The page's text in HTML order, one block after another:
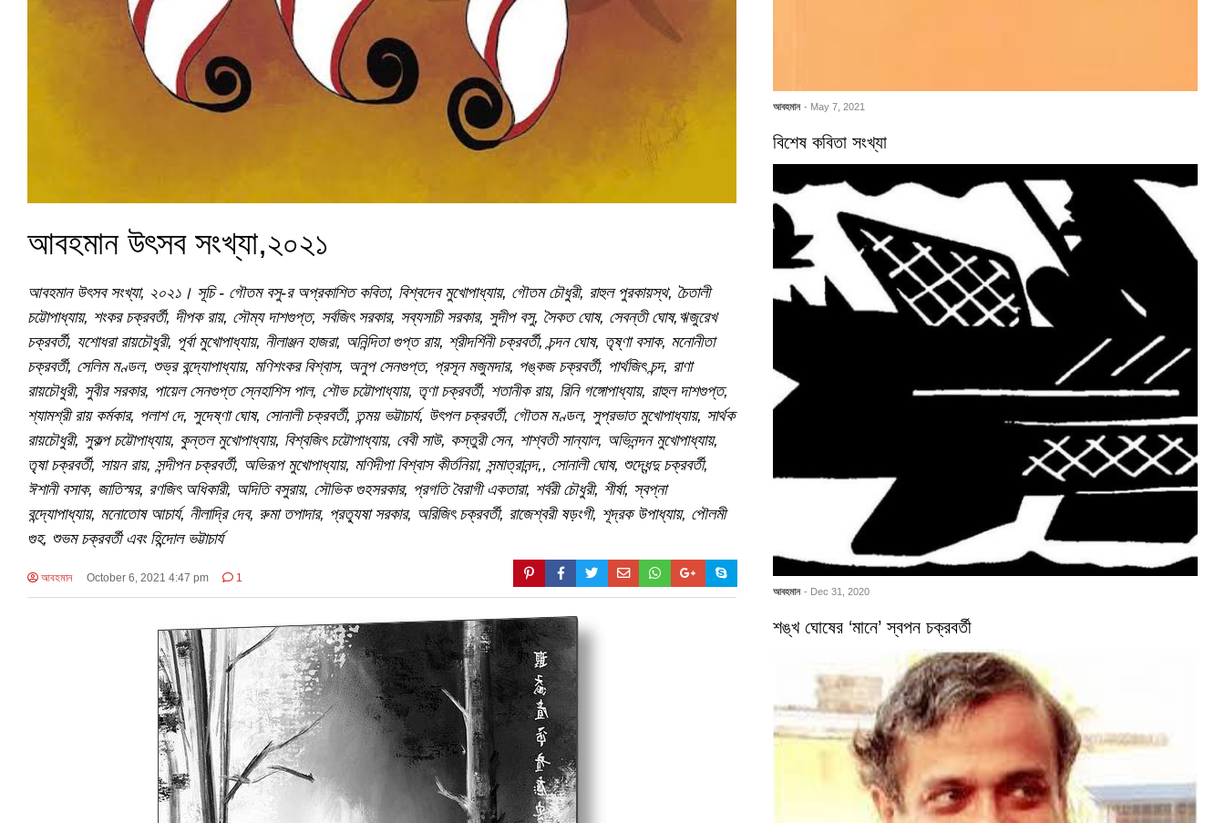
আবহমান উৎসব সংখ্যা,২০২১
আবহমান উৎসব সংখ্যা, ২০২১। সূচি - গৌতম বসু-র অপ্রকাশিত কবিতা, বিশ্বদেব মুখোপাধ্যায়, গৌতম চৌধুরী, রাহুল পুরকায়স্থ, চৈতালী
চট্টোপাধ্যায়, শংকর চক্রবর্তী, দীপক রায়, সৌম্য দাশগুপ্ত, সর্বজিৎ সরকার, সব্যসাচী সরকার, সুদীপ বসু, সৈকত ঘোষ, সেবন্তী ঘোষ,ঋজুরেখ
চক্রবর্তী, যশোধরা রায়চৌধুরী, পূর্বা মুখোপাধ্যায়, নীলাঞ্জন হাজরা, অনিন্দিতা গুপ্ত রায়, শ্রীদর্শিনী চক্রবর্তী, চন্দন ঘোষ, তৃষ্ণা বসাক, মনোনীতা
চক্রবর্তী, সেলিম মণ্ডল, শুভ্র বন্দ্যোপাধ্যায়, মণিশংকর বিশ্বাস, অনুপ সেনগুপ্ত, প্রসূন মজুমদার, পঙ্কজ চক্রবর্তী, পার্থজিৎ চন্দ, রাণা
রায়চৌধুরী, সুবীর সরকার, পায়েল সেনগুপ্ত স্নেহাশিস পাল, শৌভ চট্টোপাধ্যায়, তৃণা চক্রবর্তী, শতানীক রায়, রিনি গঙ্গোপাধ্যায়, রাহুল দাশগুপ্ত,
শ্যামশ্রী রায় কর্মকার, পলাশ দে, সুদেষ্ণা ঘোষ, সোনালী চক্রবর্তী, তন্ময় ভট্টাচার্য, উৎপল চক্রবর্তী, গৌতম মণ্ডল, সুপ্রভাত মুখোপাধ্যায়, সার্থক
রায়চৌধুরী, সুকল্প চট্টোপাধ্যায়, কুন্তল মুখোপাধ্যায়, বিশ্বজিৎ চট্টোপাধ্যায়, বেবী সাউ, কস্তুরী সেন, শাশ্বতী সান্যাল, অভিনন্দন মুখোপাধ্যায়,
তৃষা চক্রবর্তী, সায়ন রায়, সন্দীপন চক্রবর্তী, অভিরূপ মুখোপাধ্যায়, মণিদীপা বিশ্বাস কীর্তনিয়া, সন্মাত্রানন্দ,, সোনালী ঘোষ, শুদ্ধেন্দু চক্রবর্তী,
ঈশানী বসাক, জাতিস্মর, রণজিৎ অধিকারী, অদিতি বসুরায়, সৌভিক গুহসরকার, প্রগতি বৈরাগী একতারা, শর্বরী চৌধুরী, শীর্ষা, স্বপ্না
বন্দ্যোপাধ্যায়, মনোতোষ আচার্য, নীলাদ্রি দেব, রুমা তপাদার, প্রত্যূষা সরকার, অরিজিৎ চক্রবর্তী, রাজেশ্বরী ষড়ংগী, শূদ্রক উপাধ্যায়, পৌলমী
গুহ, শুভম চক্রবর্তী এবং হিন্দোল ভট্টাচার্য
আবহমান October 6, 2021 4:47 pm 1
আবহমান - May 7, 2021
বিশেষ কবিতা সংখ্যা
আবহমান - Dec 31, 2020
শঙ্খ ঘোষের ‘মানে’ স্বপন চক্রবর্তী